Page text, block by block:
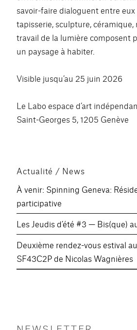
savoir-faire dialoguent entre eux
tapisserie, sculpture,
travail de la lumière composent
un paysage à habiter.
Visible jusqu’au 25 juin 2026
Le Labo espace d’art
Saint-Georges 5, 1205 Genève
Actualité / News
À venir: Spinning Geneva:
participative
Les Jeudis d’été #3 — Bis(que)
Deuxième rendez-vous estival
SF43C2P de Nicolas Wagnières